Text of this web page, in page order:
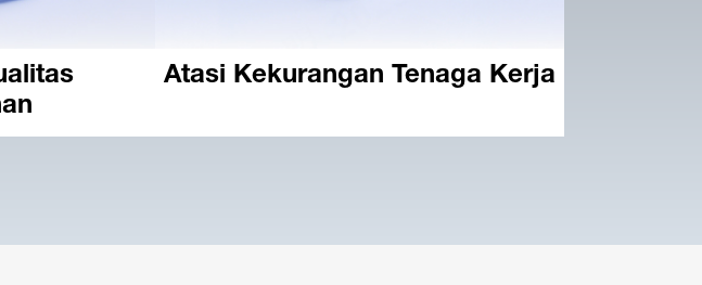
Atasi Kekurangan Tenaga Kerja